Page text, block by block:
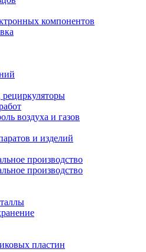
компонентов
воздуха и газов
и изделий
производство
производство
пластин